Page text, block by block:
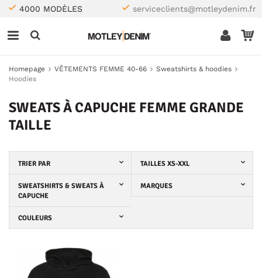
4000 MODÈLES serviceclients@motleydenim.fr
Homepage VÊTEMENTS FEMME 40-66
Sweatshirts & hoodies
Hoodies
SWEATS À CAPUCHE FEMME GRANDE
TAILLE
TRIER PAR TAILLES XS-XXL
SWEATSHIRTS & SWEATS À
CAPUCHE
MARQUES
COULEURS